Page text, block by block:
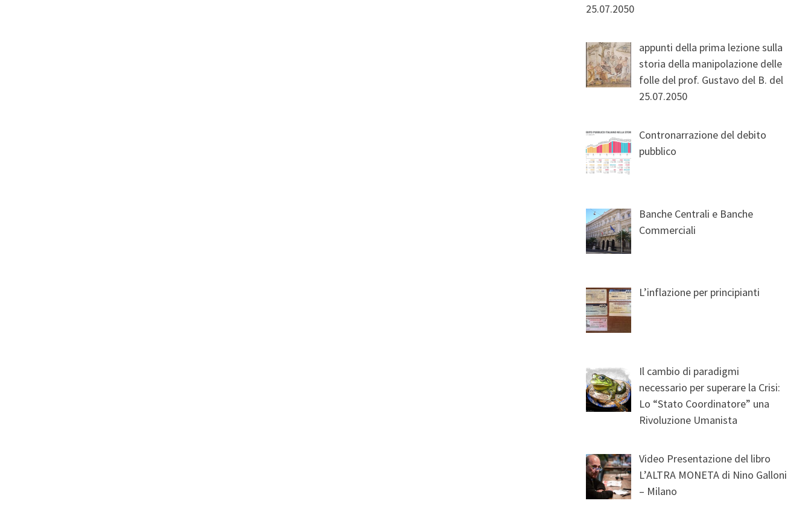
25.07.2050
appunti della prima lezione sulla
storia della manipolazione delle
folle del prof. Gustavo del B. del
25.07.2050
Contronarrazione del debito
pubblico
Banche Centrali e Banche
Commerciali
L’inflazione per principianti
Il cambio di paradigmi
necessario per superare la Crisi:
Lo “Stato Coordinatore” una
Rivoluzione Umanista
Video Presentazione del libro
L’ALTRA MONETA di Nino Galloni
– Milano